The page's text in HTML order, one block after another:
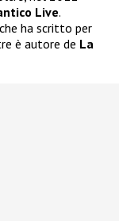
Live.
che ha scritto per
è autore de La